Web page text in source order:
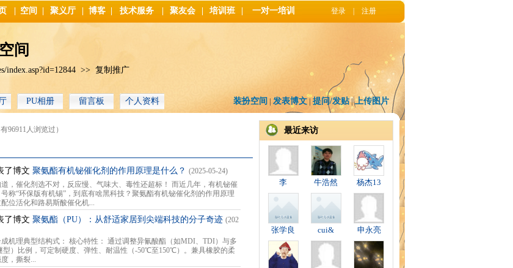
空间 聚义厅 博客 技术服务 聚友会 培训班 一对一培训 登录 注册
间
index.asp?id=12844 >> 复制推广
PU相册 留言板 个人资料 装扮空间 | 发表博文 | 提问/发贴|上传图片
有96911人浏览过）
了博文 聚氨酯有机铋催化剂的作用原理是什么？ (2025-05-24)
，催化剂选不对，反应慢、气味大、毒性还超标！ 而近几年，有机铋催
称“环保版有机锡”，到底有啥黑科技？聚氨酯有机铋催化剂的作用原理
位活化和路易斯酸催化机...
了博文 聚氨酯（PU）：从舒适家居到尖端科技的分子奇迹 (202
成机理典型结构式： 核心特性： 通过调整异氰酸酯（如MDI、TDI）与多
型）比例，可定制硬度、弹性、耐温性（-50℃至150℃）。兼具橡胶的柔
，撕裂...
最近来访
李 牛浩然 杨杰13
张学良 cui& 申永亮